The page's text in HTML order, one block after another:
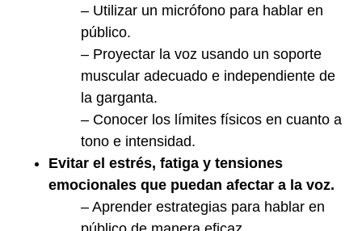
– Utilizar un micrófono para hablar en
público.
– Proyectar la voz usando un soporte
muscular adecuado e independiente de
la garganta.
– Conocer los límites físicos en cuanto a
tono e intensidad.
Evitar el estrés, fatiga y tensiones
emocionales que puedan afectar a la voz.
– Aprender estrategias para hablar en